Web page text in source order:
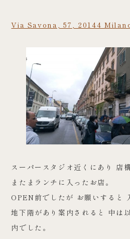
Via Savona, 57, 20144
スーパースタジオ近くにあり 店
またまランチに入ったお店。
OPEN前でしたが お願いすると
地下階があり案内されると 中は
内でした。